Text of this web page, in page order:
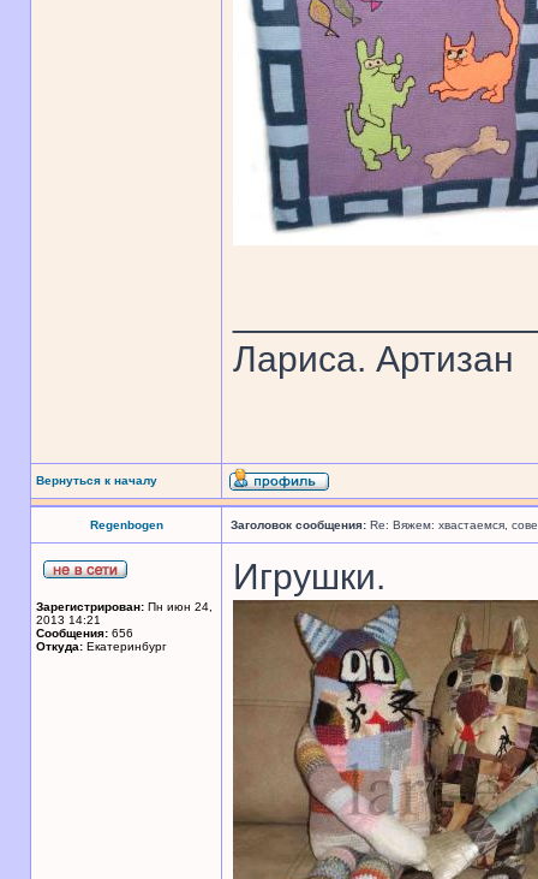
Лариса. Артизан
Вернуться к началу
Regenbogen Заголовок сообщения: Re: Вяжем: хвастаемся,
Зарегистрирован: Пн июн 24,
2013 14:21
Сообщения: 656
Откуда: Екатеринбург
Игрушки.